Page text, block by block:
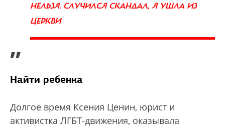
НЕЛЬЗЯ. СЛУЧИЛСЯ СКАНДАЛ, Я УШЛА ИЗ
ЦЕРКВИ
”
Найти ребенка
Долгое время Ксения Ценин, юрист и
активистка ЛГБТ-движения, оказывала